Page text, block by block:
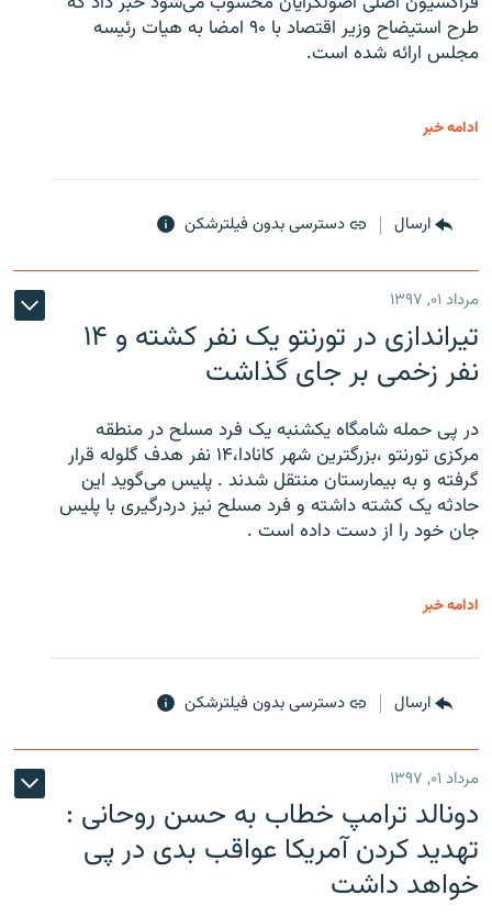
طرح استیضاح وزیر اقتصاد با ۹۰ امضا به هیات رئیسه
مجلس ارائه شده است.
ادامه خبر
ارسال دسترسی بدون فیلترشکن
مرداد ۰۱, ۱۳۹۷
تیراندازی در تورنتو یک نفر کشته و ۱۴
نفر زخمی بر جای گذاشت
در پی حمله شامگاه یکشنبه یک فرد مسلح در منطقه
مرکزی تورنتو ،‌بزرگترین شهر کانادا،۱۴ نفر هدف گلوله قرار
گرفته و به بیمارستان منتقل شدند . پلیس می‌گوید این
حادثه یک کشته داشته و فرد مسلح نیز دردرگیری با پلیس
جان خود را از دست داده است .
ادامه خبر
ارسال دسترسی بدون فیلترشکن
مرداد ۰۱, ۱۳۹۷
دونالد ترامپ خطاب به حسن روحانی :
تهدید کردن آمریکا عواقب بدی در پی
خواهد داشت